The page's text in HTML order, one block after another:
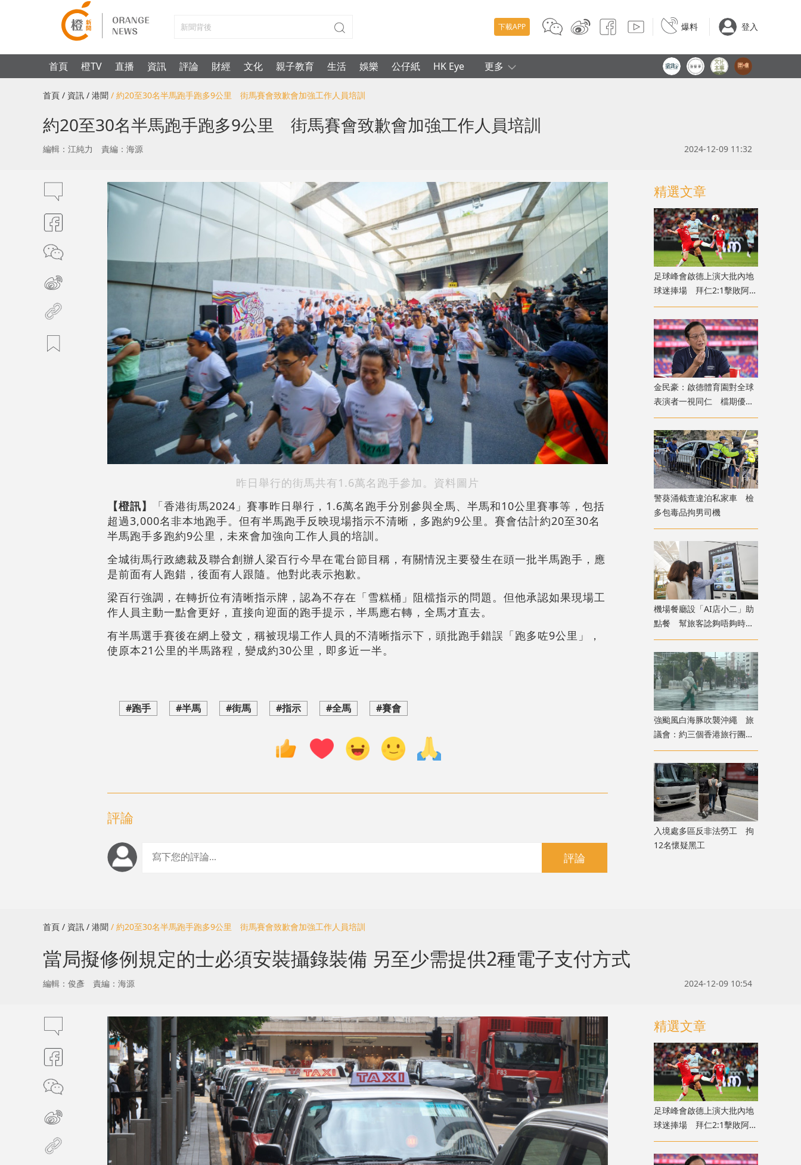
下載APP 爆料 登入
首頁 橙TV 直播 資訊 評論 財經 文化 親子教育 生活 娛樂 公仔紙 HK Eye 更多
首頁 / 資訊 / 港聞 / 約20至30名半馬跑手跑多9公里 街馬賽會致歉會加強工作人員培訓
約20至30名半馬跑手跑多9公里 街馬賽會致歉會加強工作人員培訓
編輯：江純力 責編：海源 2024-12-09 11:32
昨日舉行的街馬共有1.6萬名跑手參加。資料圖片
【橙訊】
「香港街馬2024」賽事昨日舉行，1.6萬名跑手分別參與全馬、半馬和10公里賽事等，包括
超過3,000名非本地跑手。但有半馬跑手反映現場指示不清晰，多跑約9公里。賽會估計約20至30名
半馬跑手多跑約9公里，未來會加強向工作人員的培訓。
全城街馬行政總裁及聯合創辦人梁百行今早在電台節目稱，有關情況主要發生在頭一批半馬跑手，應
是前面有人跑錯，後面有人跟隨。他對此表示抱歉。
梁百行強調，在轉折位有清晰指示牌，認為不存在「雪糕桶」阻檔指示的問題。但他承認如果現場工
作人員主動一點會更好，直接向迎面的跑手提示，半馬應右轉，全馬才直去。
有半馬選手賽後在網上發文，稱被現場工作人員的不清晰指示下，頭批跑手錯誤「跑多咗9公里」，
使原本21公里的半馬路程，變成約30公里，即多近一半。
#跑手 #半馬 #街馬 #指示 #全馬 #賽會
評論
評論
精選文章
足球峰會啟德上演大批內地
球迷捧場 拜仁2:1擊敗阿士
東維拉
金民豪：啟德體育園對全球
表演者一視同仁 檔期優先
給體育活動
警葵涌截查違泊私家車 檢
多包毒品拘男司機
機場餐廳設「AI店小二」助
點餐 幫旅客諗夠唔夠時間
食完先上機
強颱風白海豚吹襲沖繩 旅
議會：約三個香港旅行團在
當地全部安全
入境處多區反非法勞工 拘
12名懷疑黑工
首頁 / 資訊 / 港聞 / 約20至30名半馬跑手跑多9公里 街馬賽會致歉會加強工作人員培訓
當局擬修例規定的士必須安裝攝錄裝備 另至少需提供2種電子支付方式
編輯：俊彥 責編：海源 2024-12-09 10:54
精選文章
足球峰會啟德上演大批內地
球迷捧場 拜仁2:1擊敗阿士
東維拉